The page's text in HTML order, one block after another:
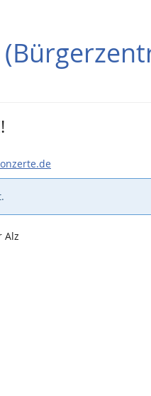
Alz